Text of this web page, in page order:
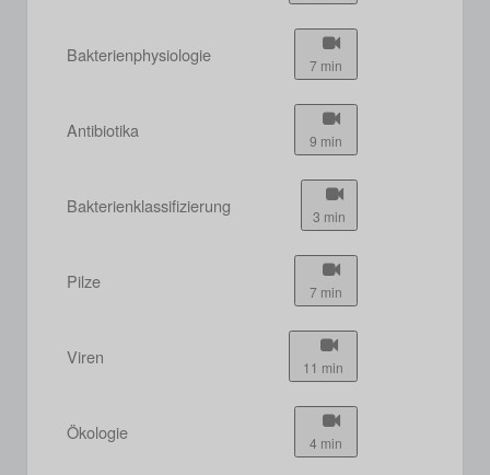
Bakterienphysiologie 7 min
Antibiotika 9 min
Bakterienklassifizierung 3 min
Pilze 7 min
Viren 11 min
Ökologie 4 min